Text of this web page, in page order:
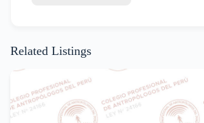
Related Listings